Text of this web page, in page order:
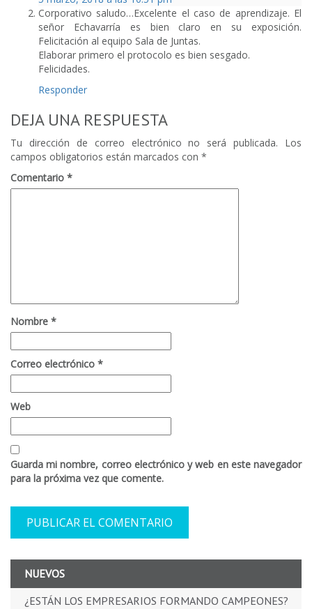
Corporativo saludo…Excelente el caso de aprendizaje. El
señor Echavarría es bien claro en su exposición.
Felicitación al equipo Sala de Juntas.
Elaborar primero el protocolo es bien sesgado.
Felicidades.
Responder
DEJA UNA RESPUESTA
Tu dirección de correo electrónico no será publicada.
Los
campos obligatorios están marcados con *
Comentario *
Nombre *
Correo electrónico *
Web
Guarda mi nombre, correo electrónico y web en este navegador
para la próxima vez que comente.
NUEVOS
¿ESTÁN LOS EMPRESARIOS FORMANDO CAMPEONES?